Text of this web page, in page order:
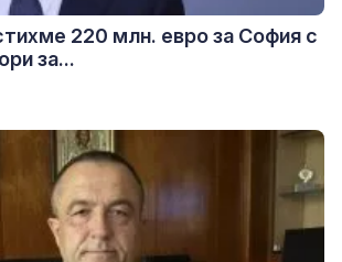
220 млн. евро за София с
за...